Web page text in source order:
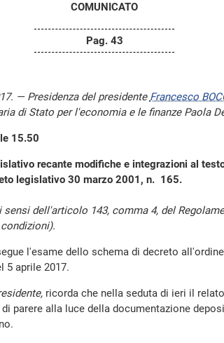
COMUNICATO
Pag. 43
— Presidenza del presidente Francesco
di Stato per l'economia e le finanze Paola
15.50
recante modifiche e integrazioni al
legislativo 30 marzo 2001, n. 165.
sensi dell'articolo 143, comma 4, del
l'esame dello schema di decreto
5 aprile 2017.
ricorda che nella seduta di ieri il
parere alla luce della documentazione